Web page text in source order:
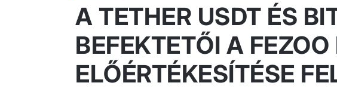
A TETHER USDT ÉS
BEFEKTETŐI A
ELŐÉRTÉKESÍTÉSE